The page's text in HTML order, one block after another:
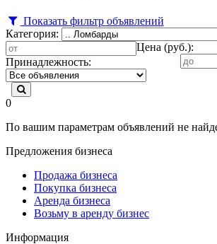
Показать фильтр объявлений
Категория:
Цена (руб.):
Принадлежность:
0
По вашим параметрам объявлений не
Предложения бизнеса
Продажа бизнеса
Покупка бизнеса
Аренда бизнеса
Возьму в аренду бизнес
Информация